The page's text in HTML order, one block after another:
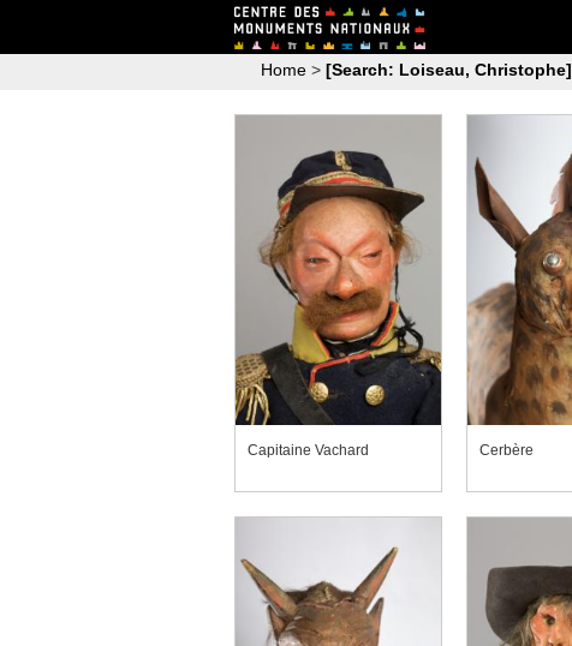
Home > [Search: Loiseau, Christophe]
Capitaine Vachard Cerbère